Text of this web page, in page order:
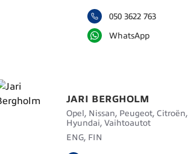
050 3622 763
WhatsApp
JARI BERGHOLM
Opel, Nissan, Peugeot, Citroën,
Hyundai, Vaihtoautot
ENG, FIN